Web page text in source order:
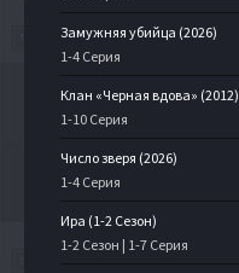
Замужняя убийца (2026)
1-4 Серия
Клан «Черная вдова» (2012)
1-10 Серия
Число зверя (2026)
1-4 Серия
Ира (1-2 Сезон)
1-2 Сезон | 1-7 Серия